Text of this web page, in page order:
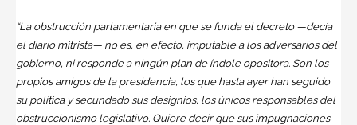
“La obstrucción parlamentaria en que se funda el decreto —decía
el diario mitrista— no es, en efecto, imputable a los adversarios del
gobierno, ni responde a ningún plan de índole opositora. Son los
propios amigos de la presidencia, los que hasta ayer han seguido
su política y secundado sus designios, los únicos responsables del
obstruccionismo legislativo. Quiere decir que sus impugnaciones